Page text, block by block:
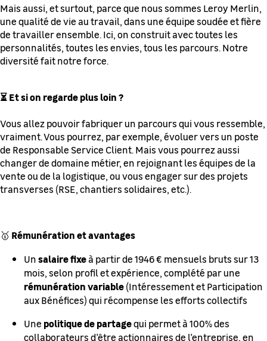
Mais aussi, et surtout, parce que nous sommes Leroy Merlin,
une qualité de vie au travail, dans une équipe soudée et fière
de travailler ensemble. Ici, on construit avec toutes les
personnalités, toutes les envies, tous les parcours. Notre
diversité fait notre force.
⏳ Et si on regarde plus loin ?
Vous allez pouvoir fabriquer un parcours qui vous ressemble,
vraiment. Vous pourrez, par exemple, évoluer vers un poste
de Responsable Service Client. Mais vous pourrez aussi
changer de domaine métier, en rejoignant les équipes de la
vente ou de la logistique, ou vous engager sur des projets
transverses (RSE, chantiers solidaires, etc.).
🥇 Rémunération et avantages
Unsalaire fixeà partir de 1946 € mensuels bruts sur 13
mois, selon profil et expérience, complété par une
rémunération variable(Intéressement et Participation
aux Bénéfices) qui récompense les efforts collectifs
Une politique de partagequi permet à 100% des
collaborateurs d’être actionnaires de l’entreprise, en